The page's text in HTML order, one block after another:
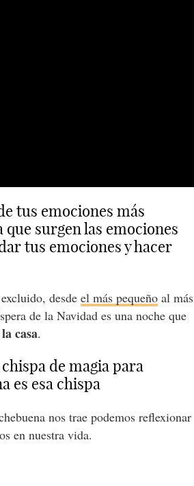
tus emociones más
surgen las emociones
tus emociones y hacer
desdeel más pequeño al más
de la Navidad es una noche que
casa.
de magia para
es esa chispa
nos trae podemos reflexionar
en nuestra vida.